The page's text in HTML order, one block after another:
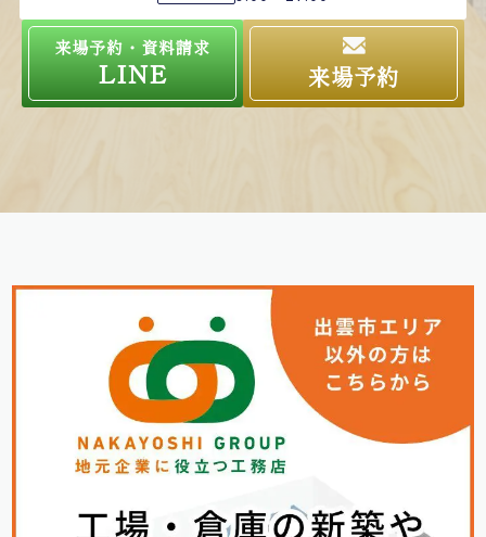
来場予約・資料請求
LINE 来場予約